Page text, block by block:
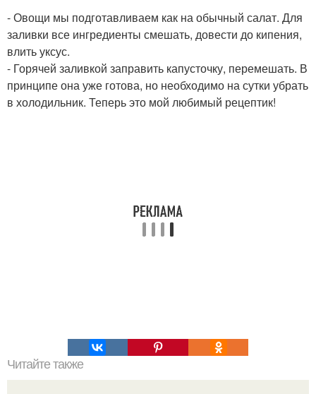
- Овощи мы подготавливаем как на обычный салат. Для
заливки все ингредиенты смешать, довести до кипения,
влить уксус.
- Горячей заливкой заправить капусточку, перемешать. В
принципе она уже готова, но необходимо на сутки убрать
в холодильник. Теперь это мой любимый рецептик!
Читайте также